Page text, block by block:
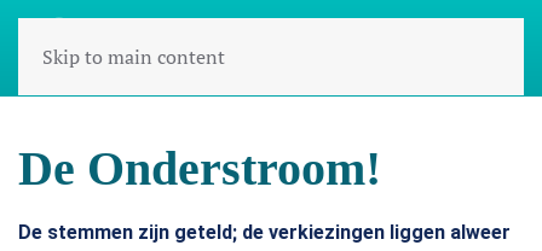
Skip to main content
De Onderstroom!
De stemmen zijn geteld; de verkiezingen liggen alweer